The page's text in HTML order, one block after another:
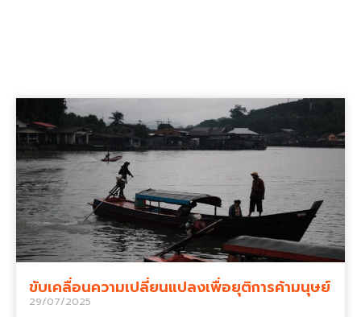
ขับเคลื่อนความเปลี่ยนแปลงเพื่อยุติการค้ามนุษย์
29/07/2025